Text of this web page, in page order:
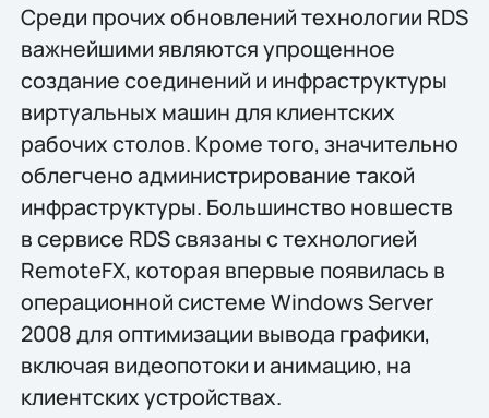
Среди прочих обновлений технологии RDS
важнейшими являются упрощенное
создание соединений и инфраструктуры
виртуальных машин для клиентских
рабочих столов. Кроме того, значительно
облегчено администрирование такой
инфраструктуры. Большинство новшеств
в сервисе RDS связаны с технологией
RemoteFX, которая впервые появилась в
операционной системе Windows Server
2008 для оптимизации вывода графики,
включая видеопотоки и анимацию, на
клиентских устройствах.